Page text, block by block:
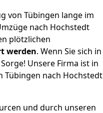
von Tübingen lange im
nach Hochstedt
plötzlichen
werden. Wenn Sie sich in
Unsere Firma ist in
Tübingen nach Hochstedt
und durch unseren